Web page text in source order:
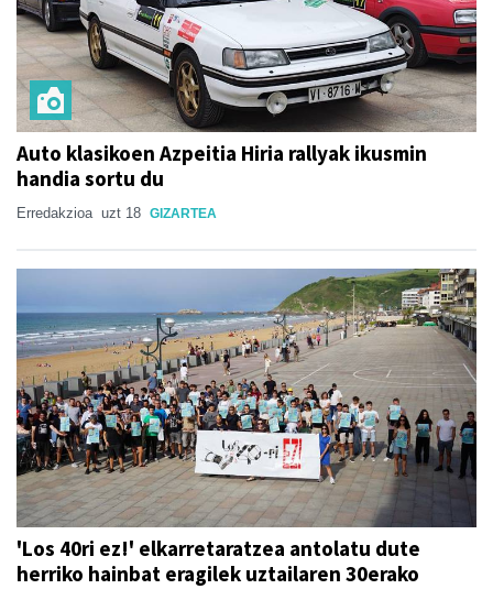
Auto klasikoen Azpeitia Hiria rallyak ikusmin
handia sortu du
Erredakzioa uzt 18 GIZARTEA
'Los 40ri ez!' elkarretaratzea antolatu dute
herriko hainbat eragilek uztailaren 30erako